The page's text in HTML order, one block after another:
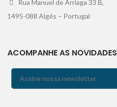
Rua Manuel de Arriaga 33 B,
1495-088 Algés – Portugal
ACOMPANHE AS NOVIDADES